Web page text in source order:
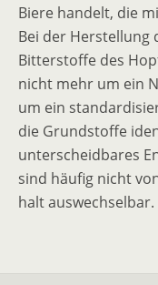
Biere handelt, die
Bei der Herstellung
Bitterstoffe des
nicht mehr um ein
um ein
die Grundstoffe
unterscheidbares
sind häufig nicht
halt auswechselbar.